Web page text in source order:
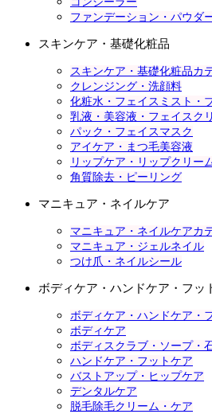
ファンデーション・パウダ
スキンケア・基礎化粧品
スキンケア・基礎化粧品カ
クレンジング・洗顔料
化粧水・フェイスミスト・
乳液・美容液・フェイスク
パック・フェイスマスク
アイケア・まつ毛美容液
リップケア・リップクリー
角質除去・ピーリング
マニキュア・ネイルケア
マニキュア・ネイルケアカ
マニキュア・ジェルネイル
つけ爪・ネイルシール
ボディケア・ハンドケア・フッ
ボディケア・ハンドケア・
ボディケア
ボディスクラブ・ソープ・
ハンドケア・フットケア
バストアップ・ヒップケア
デンタルケア
脱毛除毛クリーム・ケア